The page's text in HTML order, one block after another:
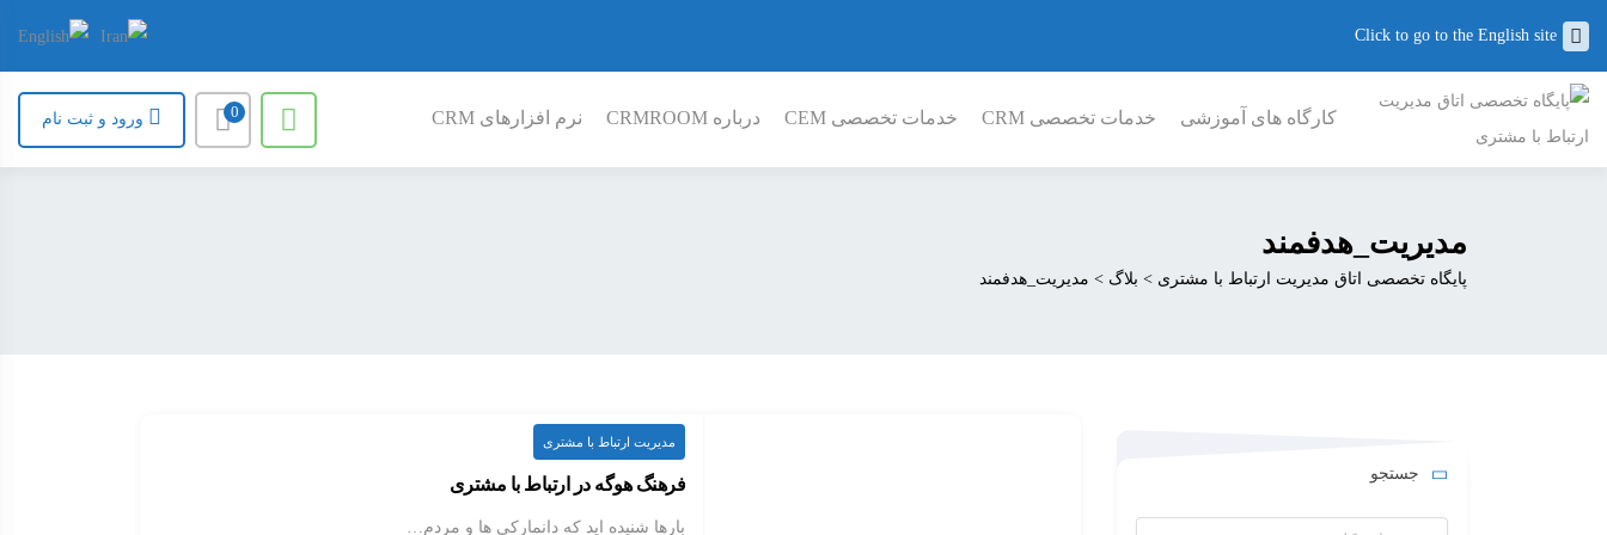
Click to go to the English site
کارگاه های آموزشی خدمات تخصصی CRM خدمات تخصصی CEM درباره CRMROOM نرم افزارهای CRM 0 ورود و ثبت نام
مدیریت_هدفمند
پایگاه تخصصی اتاق مدیریت ارتباط با مشتری > بلاگ > مدیریت_هدفمند
مدیریت ارتباط با مشتری
فرهنگ هوگه در ارتباط با مشتری
بارها شنیده اید که دانمارکی ها و مردم…
جستجو